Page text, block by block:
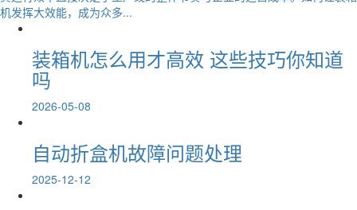
机发挥大效能，成为众多...
装箱机怎么用才高效 这些技巧你知道
吗
2026-05-08
自动折盒机故障问题处理
2025-12-12